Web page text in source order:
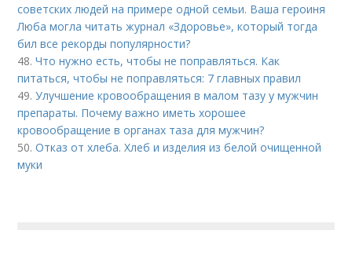
советских людей на примере одной семьи. Ваша героиня
Люба могла читать журнал «Здоровье», который тогда
бил все рекорды популярности?
48.Что нужно есть, чтобы не поправляться. Как
питаться, чтобы не поправляться: 7 главных правил
49.Улучшение кровообращения в малом тазу у мужчин
препараты. Почему важно иметь хорошее
кровообращение в органах таза для мужчин?
50.Отказ от хлеба. Хлеб и изделия из белой очищенной
муки